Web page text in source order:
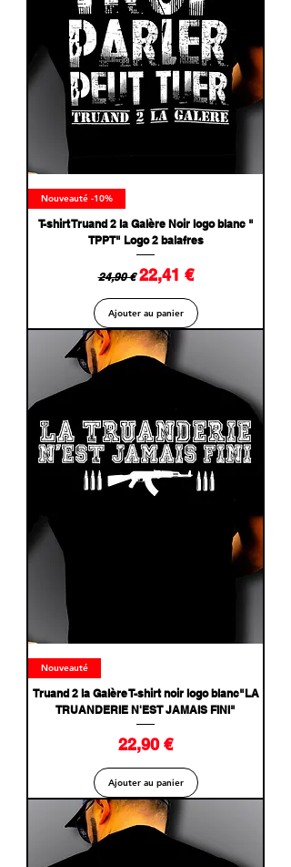
Nouveauté -10%
T-shirt Truand 2 la Galère Noir logo blanc "
TPPT" Logo 2 balafres
Prix original
24,90 € Prix promotionnel
22,41 €
Ajouter au panier
Nouveauté
Truand 2 la Galère T-shirt noir logo blanc"LA
TRUANDERIE N'EST JAMAIS FINI"
Prix
22,90 €
Ajouter au panier